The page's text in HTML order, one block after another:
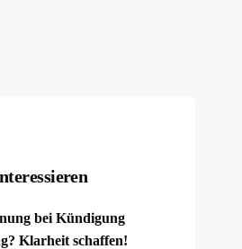
bei Kündigung
Klarheit schaffen!